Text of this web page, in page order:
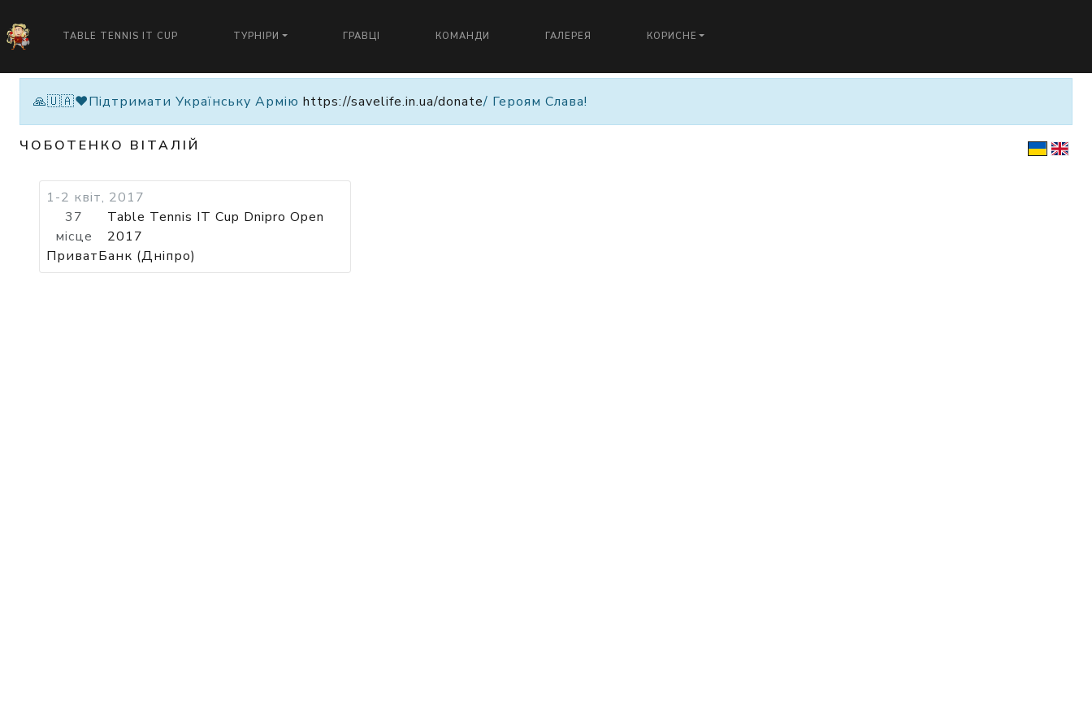
TABLE TENNIS IT CUP ТУРНІРИ ГРАВЦІ КОМАНДИ ГАЛЕРЕЯ КОРИСНЕ
🙏🇺🇦❤️Підтримати Українську Армію https://savelife.in.ua/donate/ Героям Слава!
ЧОБОТЕНКО ВІТАЛІЙ
1-2 квіт, 2017
37
місце
Table Tennis IT Cup Dnipro Open
2017
ПриватБанк (Дніпро)